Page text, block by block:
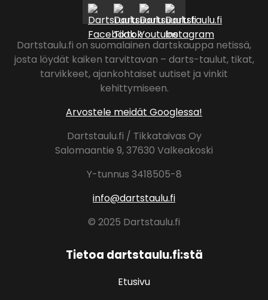
Dartstaulu.fi on suomalainen dartskauppa netissä,
josta löydät kaiken tarvittavan – darts-taulut, tikat,
tarvikkeet, ajankohtaiset uutiset ja vinkit
kehittymiseen.
Arvostele meidät Googlessa!
Dartstaulu.fi / Tikkataivas Oy
Salomaantie 9, 37630 Valkeakoski
Y-tunnus 3418505-8
info@dartstaulu.fi
© 2025 Dartstaulu.fi
Tietoa dartstaulu.fi:stä
Etusivu